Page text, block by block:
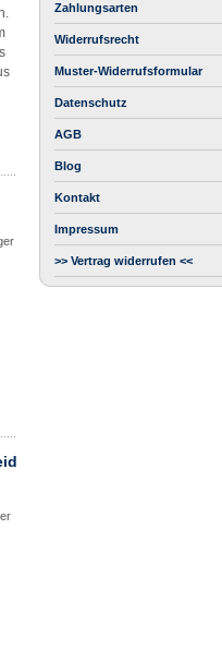
Zahlungsarten
Widerrufsrecht
Muster-Widerrufsformular
Datenschutz
AGB
Blog
Kontakt
Impressum
>> Vertrag widerrufen <<